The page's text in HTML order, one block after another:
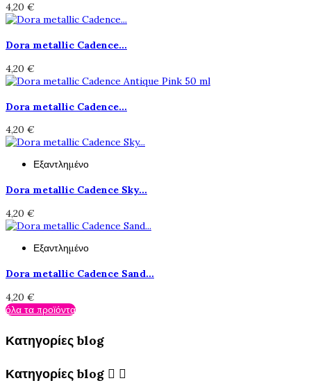
4,20 €
Dora metallic Cadence...
4,20 €
Dora metallic Cadence...
4,20 €
Εξαντλημένο
Dora metallic Cadence Sky...
4,20 €
Εξαντλημένο
Dora metallic Cadence Sand...
4,20 €
όλα τα προϊόντα
Κατηγορίες blog
Κατηγορίες blog  